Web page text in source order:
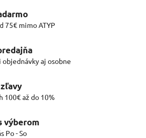
75€ mimo ATYP
aj osobne
100€ až do 10%
výberom
Po - So